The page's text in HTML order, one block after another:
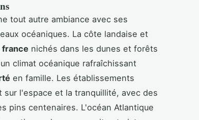
tout autre ambiance avec ses
océaniques. La côte landaise et
france nichés dans les dunes et forêts
climat océanique rafraîchissant
en famille. Les établissements
l'espace et la tranquillité, avec des
pins centenaires. L'océan Atlantique